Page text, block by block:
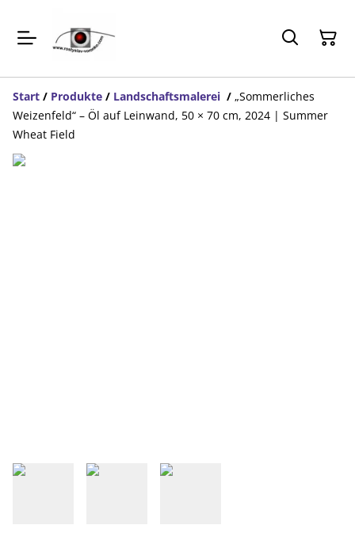
Start / Produkte / Landschaftsmalerei / „Sommerliches
Weizenfeld“ – Öl auf Leinwand, 50 × 70 cm, 2024 | Summer
Wheat Field